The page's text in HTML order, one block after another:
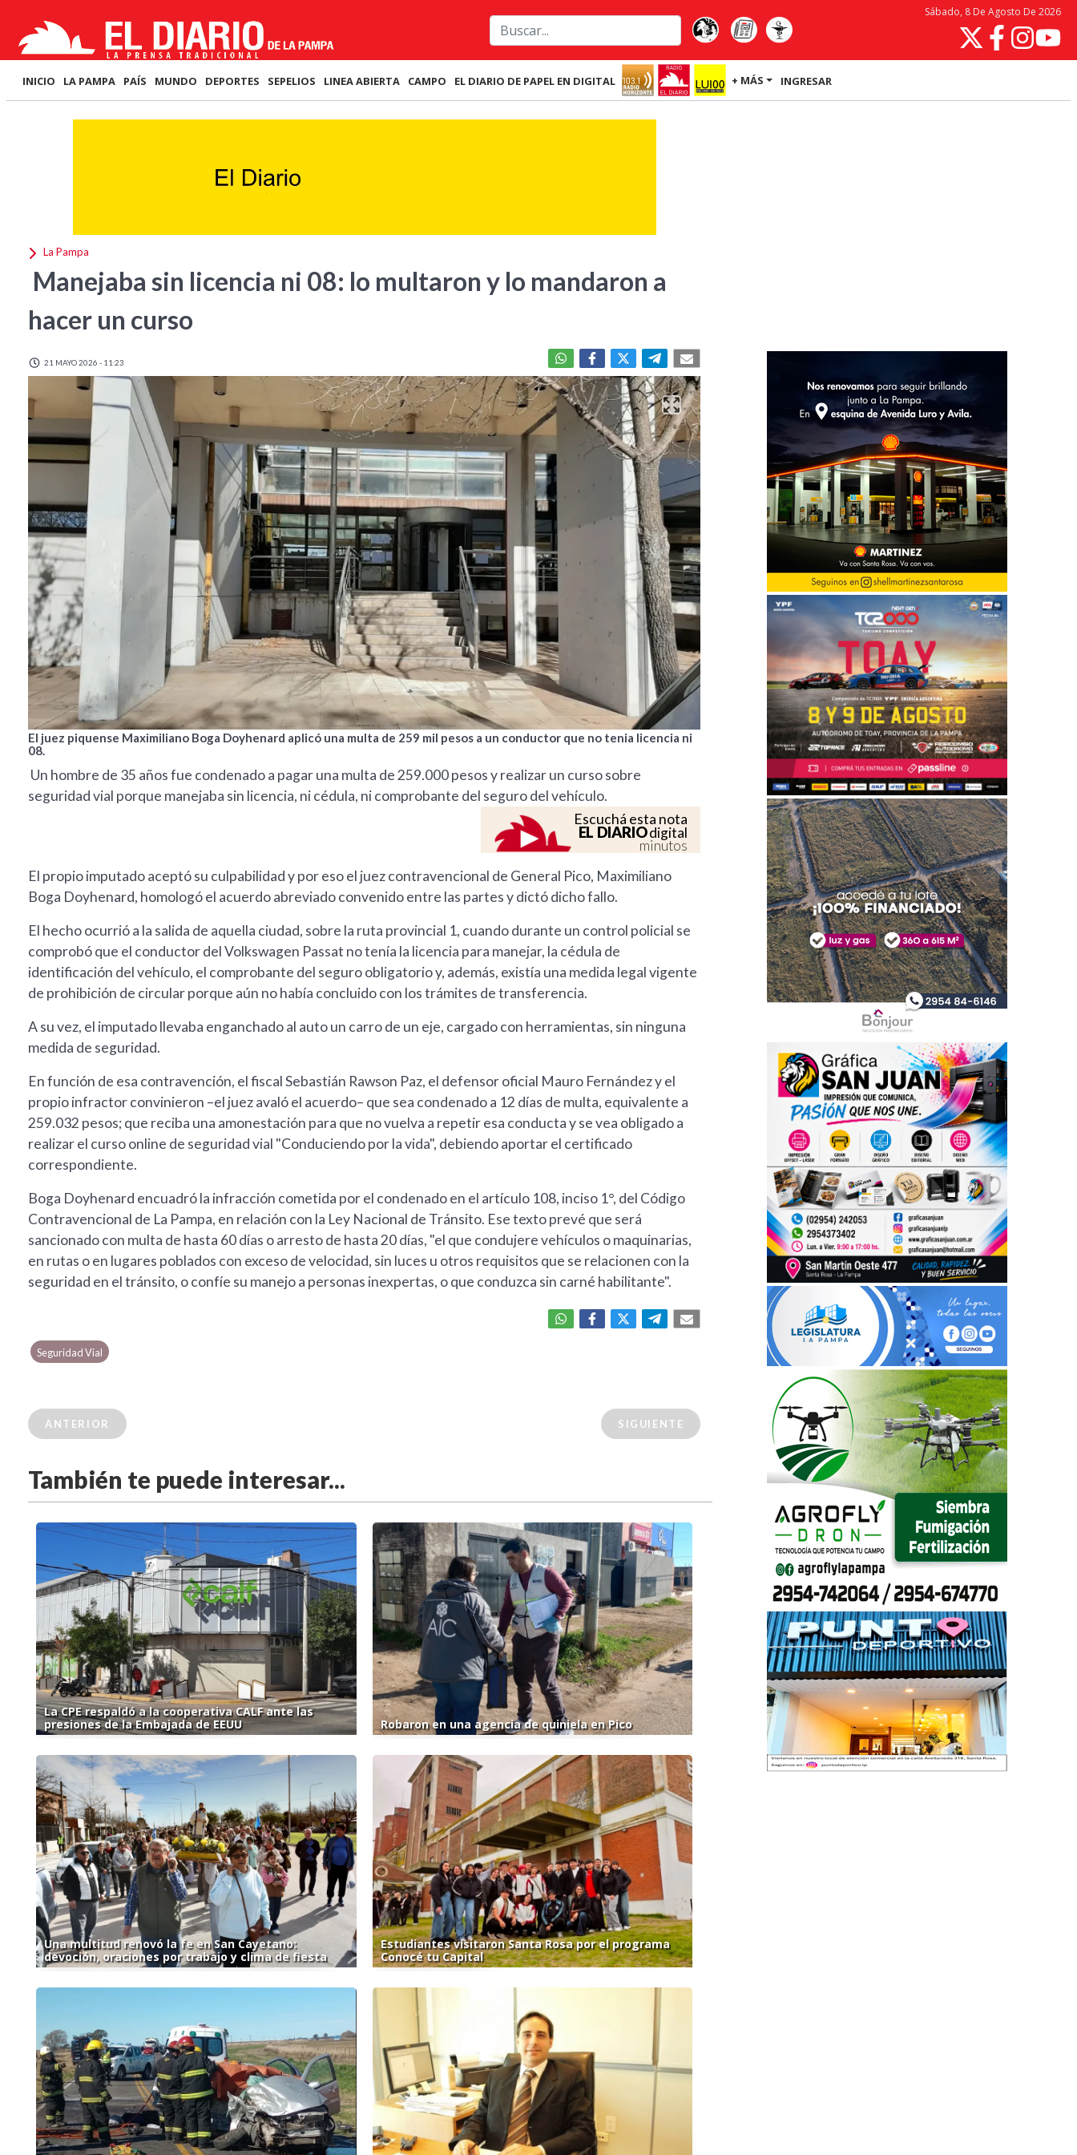
Sábado, 8 De Agosto De 2026
INICIO LA PAMPA PAÍS MUNDO DEPORTES SEPELIOS LINEA ABIERTA CAMPO EL DIARIO DE PAPEL EN DIGITAL + MÁS INGRESAR
La Pampa
Manejaba sin licencia ni 08: lo multaron y lo mandaron a
hacer un curso
21 MAYO 2026 - 11:23
El juez piquense Maximiliano Boga Doyhenard aplicó una multa de 259 mil pesos a un conductor que no tenia licencia ni
08.
Un hombre de 35 años fue condenado a pagar una multa de 259.000 pesos y realizar un curso sobre
seguridad vial porque manejaba sin licencia, ni cédula, ni comprobante del seguro del vehículo.
Escuchá esta nota
EL DIARIOdigital
minutos
El propio imputado aceptó su culpabilidad y por eso el juez contravencional de General Pico, Maximiliano
Boga Doyhenard, homologó el acuerdo abreviado convenido entre las partes y dictó dicho fallo.
El hecho ocurrió a la salida de aquella ciudad, sobre la ruta provincial 1, cuando durante un control policial se
comprobó que el conductor del Volkswagen Passat no tenía la licencia para manejar, la cédula de
identificación del vehículo, el comprobante del seguro obligatorio y, además, existía una medida legal vigente
de prohibición de circular porque aún no había concluido con los trámites de transferencia.
A su vez, el imputado llevaba enganchado al auto un carro de un eje, cargado con herramientas, sin ninguna
medida de seguridad.
En función de esa contravención, el fiscal Sebastián Rawson Paz, el defensor oficial Mauro Fernández y el
propio infractor convinieron –el juez avaló el acuerdo– que sea condenado a 12 días de multa, equivalente a
259.032 pesos; que reciba una amonestación para que no vuelva a repetir esa conducta y se vea obligado a
realizar el curso online de seguridad vial "Conduciendo por la vida", debiendo aportar el certificado
correspondiente.
Boga Doyhenard encuadró la infracción cometida por el condenado en el artículo 108, inciso 1°, del Código
Contravencional de La Pampa, en relación con la Ley Nacional de Tránsito. Ese texto prevé que será
sancionado con multa de hasta 60 días o arresto de hasta 20 días, "el que condujere vehículos o maquinarias,
en rutas o en lugares poblados con exceso de velocidad, sin luces u otros requisitos que se relacionen con la
seguridad en el tránsito, o confíe su manejo a personas inexpertas, o que conduzca sin carné habilitante".
Seguridad Vial
ANTERIOR SIGUIENTE
También te puede interesar...
La CPE respaldó a la cooperativa CALF ante las
presiones de la Embajada de EEUU
Robaron en una agencia de quiniela en Pico
Una multitud renovó la fe en San Cayetano:
devoción, oraciones por trabajo y clima de fiesta
Estudiantes visitaron Santa Rosa por el programa
Conocé tu Capital